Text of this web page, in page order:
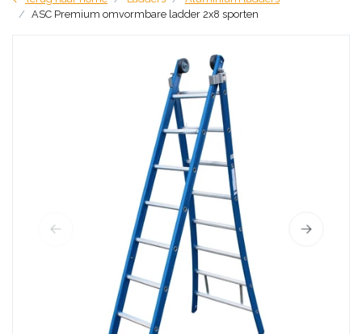
ASC Premium omvormbare ladder 2x8 sporten